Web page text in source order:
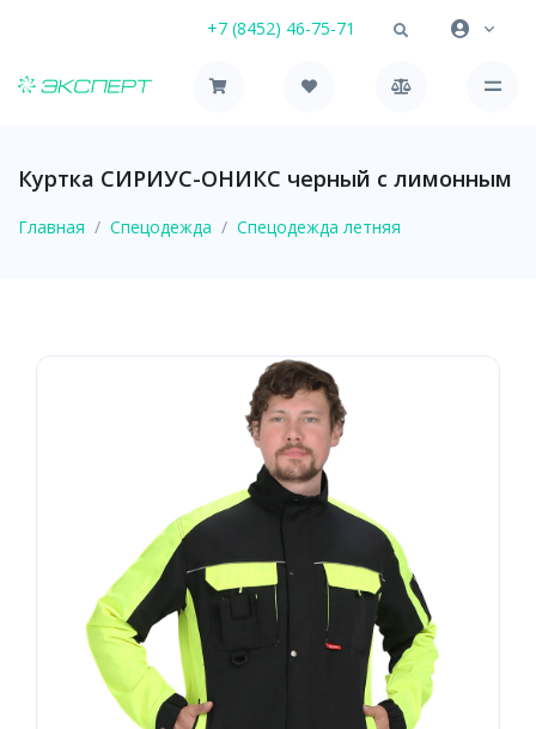
+7 (8452) 46-75-71
Куртка СИРИУС-ОНИКС черный с лимонным
Главная Спецодежда Спецодежда летняя